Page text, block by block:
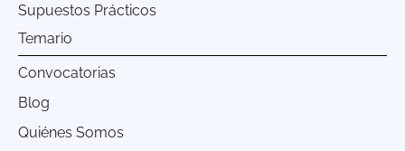
Supuestos Prácticos
Temario
Convocatorias
Blog
Quiénes Somos